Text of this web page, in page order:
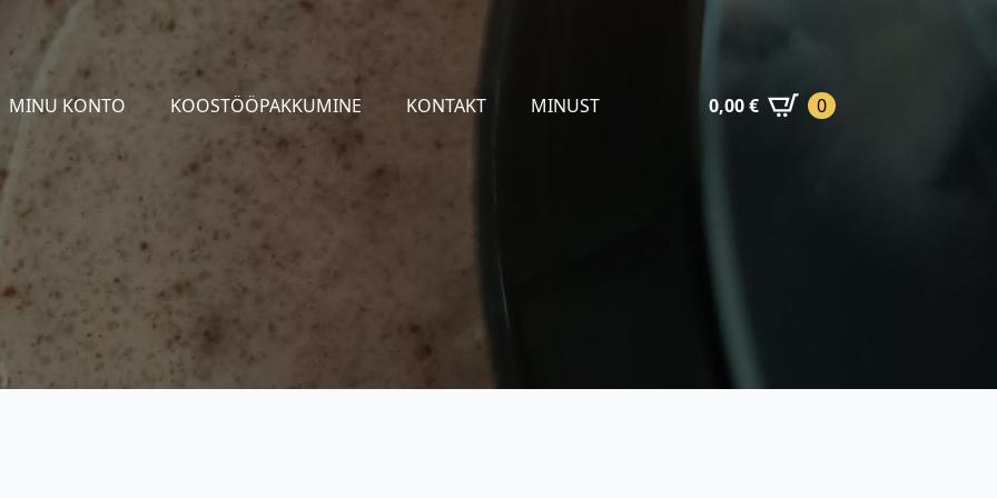
MINU KONTO KOOSTÖÖPAKKUMINE KONTAKT MINUST 0,00€ 0